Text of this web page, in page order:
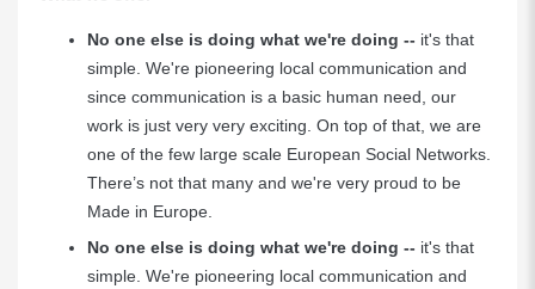
No one else is doing what we're doing -- it's that
simple. We're pioneering local communication and
since communication is a basic human need, our
work is just very very exciting. On top of that, we are
one of the few large scale European Social Networks.
There’s not that many and we're very proud to be
Made in Europe.
No one else is doing what we're doing -- it's that
simple. We're pioneering local communication and